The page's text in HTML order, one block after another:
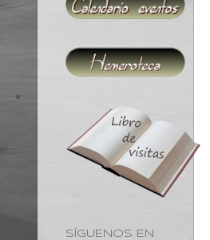
SÍGUENOS EN